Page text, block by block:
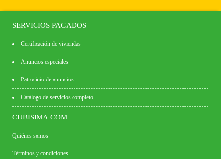
SERVICIOS PAGADOS
Certificación de viviendas
Anuncios especiales
Patrocinio de anuncios
Catálogo de servicios completo
CUBISIMA.COM
Quiénes somos
Términos y condiciones